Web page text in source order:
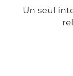
Un seul